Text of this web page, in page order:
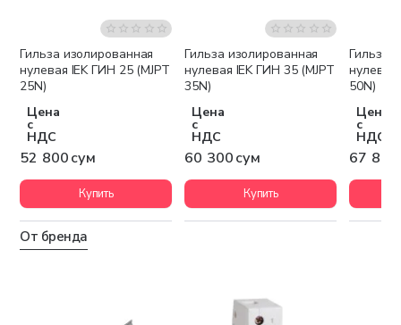
Гильза изолированная
нулевая IEK ГИН 25 (MJPT
25N)
Цена
с
НДС
52 800 сум
Купить
Гильза изолированная
нулевая IEK ГИН 35 (MJPT
35N)
Цена
с
НДС
60 300 сум
Купить
Гильза
нулевая
50N)
Цена
с
НДС
67 800
От бренда